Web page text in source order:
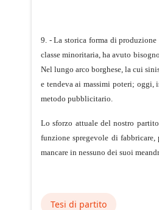
9. - La storica forma di
classe minoritaria, ha avuto
Nel lungo arco borghese, la cui
e tendeva ai massimi poteri;
metodo pubblicitario.
Lo sforzo attuale del nostro
funzione spregevole di
mancare in nessuno dei suoi
Tesi di partito